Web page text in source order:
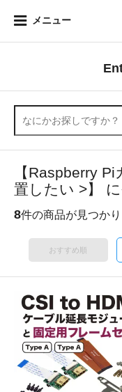
メニュー
【Raspberry
置したい >】
8件の商品が見つか
おすすめ順